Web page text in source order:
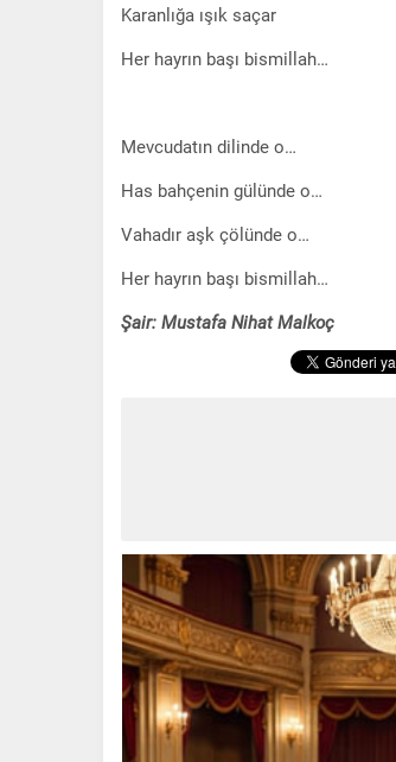
Karanlığa ışık saçar
Her hayrın başı bismillah…
Mevcudatın dilinde o…
Has bahçenin gülünde o…
Vahadır aşk çölünde o…
Her hayrın başı bismillah…
Şair: Mustafa Nihat Malkoç